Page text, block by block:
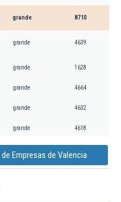
grande 8710
grande 4639
grande 1628
grande 4664
grande 4632
grande 4618
Empresas de Valencia